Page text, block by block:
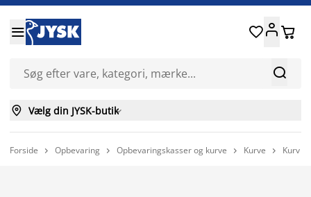


 
 Vælg din JYSK-butik
Forside  Opbevaring  Opbevaringskasser og kurve  Kurve  Kurv